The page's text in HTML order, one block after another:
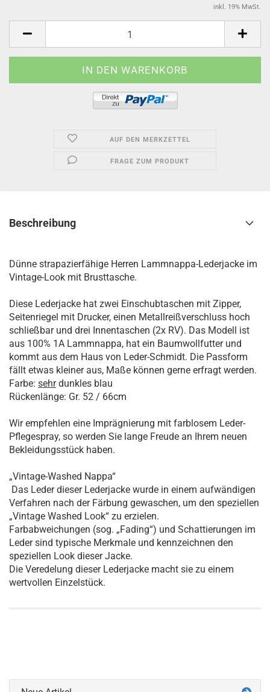
inkl. 19% MwSt.
AUF DEN MERKZETTEL
FRAGE ZUM PRODUKT
Beschreibung
Dünne strapazierfähige Herren Lammnappa-Lederjacke im
Vintage-Look mit Brusttasche.
Diese Lederjacke hat zwei Einschubtaschen mit Zipper,
Seitenriegel mit Drucker, einen Metallreißverschluss hoch
schließbar und drei Innentaschen (2x RV). Das Modell ist
aus 100% 1A Lammnappa, hat ein Baumwollfutter und
kommt aus dem Haus von Leder-Schmidt. Die Passform
fällt etwas kleiner aus, Maße können gerne erfragt werden.
Farbe: sehrdunkles blau
Rückenlänge: Gr. 52 / 66cm
Wir empfehlen eine Imprägnierung mit farblosem Leder-
Pflegespray, so werden Sie lange Freude an Ihrem neuen
Bekleidungsstück haben.
„Vintage-Washed Nappa“
Das Leder dieser Lederjacke wurde in einem aufwändigen
Verfahren nach der Färbung gewaschen, um den speziellen
„Vintage Washed Look“ zu erzielen.
Farbabweichungen (sog. „Fading“) und Schattierungen im
Leder sind typische Merkmale und kennzeichnen den
speziellen Look dieser Jacke.
Die Veredelung dieser Lederjacke macht sie zu einem
wertvollen Einzelstück.